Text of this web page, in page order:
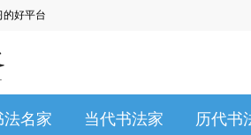
的好平台
法名家 当代书法家 历代书